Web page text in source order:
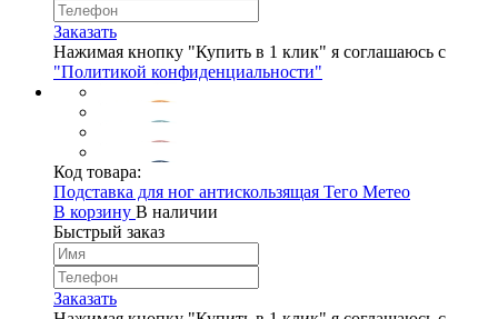
Заказать
Нажимая кнопку "Купить в 1 клик" я соглашаюсь с
"Политикой конфиденциальности"
Код товара:
Подставка для ног антискользящая Тего Mетео
В корзину В наличии
Быстрый заказ
Заказать